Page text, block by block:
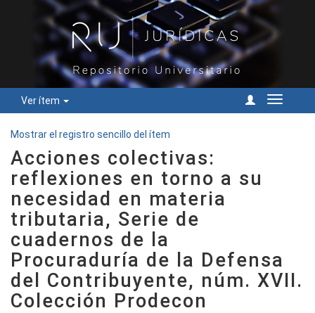
Ver ítem
Cambiar
Mostrar el registro sencillo del ítem
Acciones colectivas:
reflexiones en torno a su
necesidad en materia
tributaria, Serie de
cuadernos de la
Procuraduría de la Defensa
del Contribuyente, núm. XVII.
Colección Prodecon